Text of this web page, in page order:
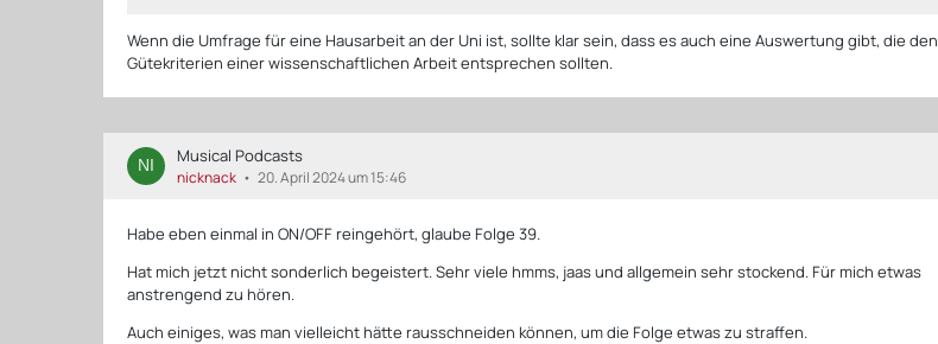
Wenn die Umfrage für eine Hausarbeit an der Uni ist, sollte klar sein, dass es auch eine Auswertung gibt, die den
Gütekriterien einer wissenschaftlichen Arbeit entsprechen sollten.
Musical Podcasts
nicknack 20. April 2024 um 15:46
Habe eben einmal in ON/OFF reingehört, glaube Folge 39.
Hat mich jetzt nicht sonderlich begeistert. Sehr viele hmms, jaas und allgemein sehr stockend. Für mich etwas
anstrengend zu hören.
Auch einiges, was man vielleicht hätte rausschneiden können, um die Folge etwas zu straffen.